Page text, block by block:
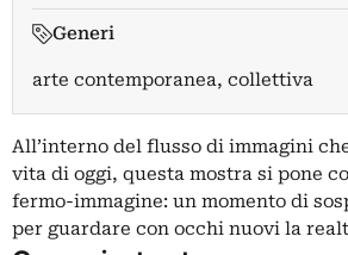
Generi
arte contemporanea, collettiva
All’interno del flusso di immagini
vita di oggi, questa mostra si pone
fermo-immagine: un momento di
per guardare con occhi nuovi la